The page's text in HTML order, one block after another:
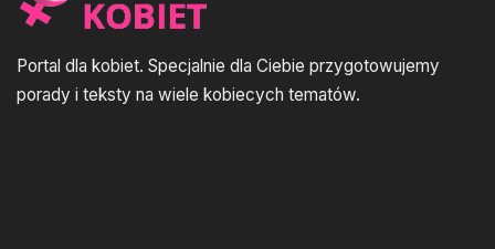
Portal dla kobiet. Specjalnie dla Ciebie przygotowujemy
porady i teksty na wiele kobiecych tematów.